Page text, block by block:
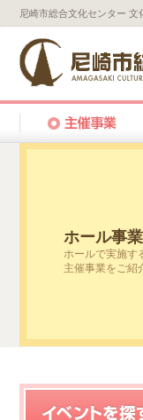
尼崎市総合文化センター
ホール事業
ホールで実施す
主催事業をご紹